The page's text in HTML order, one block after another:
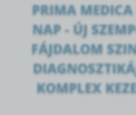
PRIMA
NAP - ÚJ
FÁJDALOM
KOMPLEX